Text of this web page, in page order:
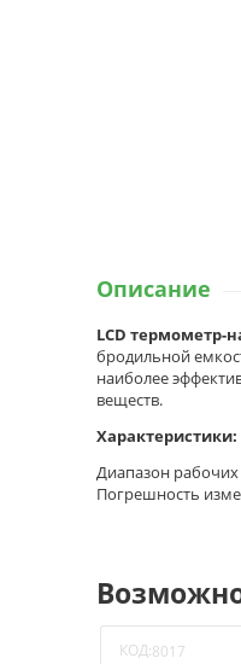
Описание
LCD термометр-
бродильной
наиболее
веществ.
Характеристики:
Диапазон рабочих
Погрешность
КОД:8017